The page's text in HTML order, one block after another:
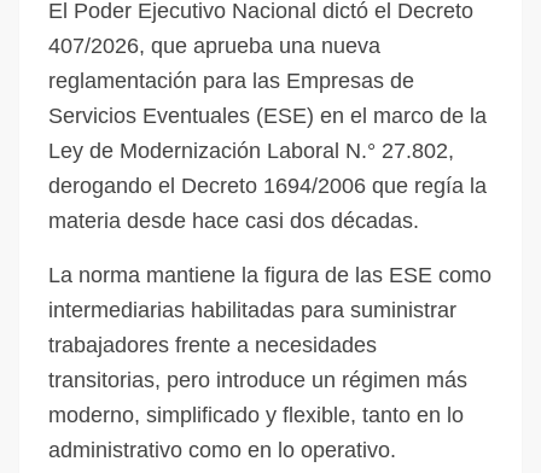
El Poder Ejecutivo Nacional dictó el Decreto
407/2026, que aprueba una nueva
reglamentación para las Empresas de
Servicios Eventuales (ESE) en el marco de la
Ley de Modernización Laboral N.° 27.802,
derogando el Decreto 1694/2006 que regía la
materia desde hace casi dos décadas.
La norma mantiene la figura de las ESE como
intermediarias habilitadas para suministrar
trabajadores frente a necesidades
transitorias, pero introduce un régimen más
moderno, simplificado y flexible, tanto en lo
administrativo como en lo operativo.